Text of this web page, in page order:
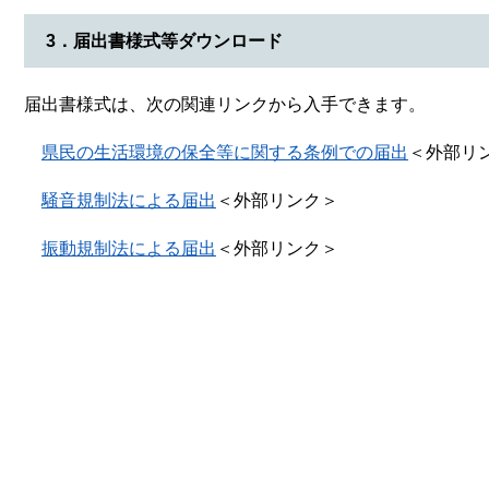
3．届出書様式等ダウンロード
届出書様式は、次の関連リンクから入手できます。
県民の生活環境の保全等に関する条例での届出 ＜外部リ
騒音規制法による届出 ＜外部リンク＞
振動規制法による届出 ＜外部リンク＞